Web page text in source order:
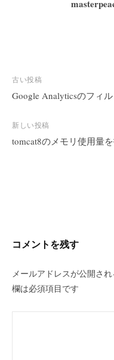
投
稿
ナ
古い投稿
Google Analyticsのフィ
新しい投稿
tomcat8のメモリ使用量
コメントを残す
メールアドレスが公開され
欄は必須項目です